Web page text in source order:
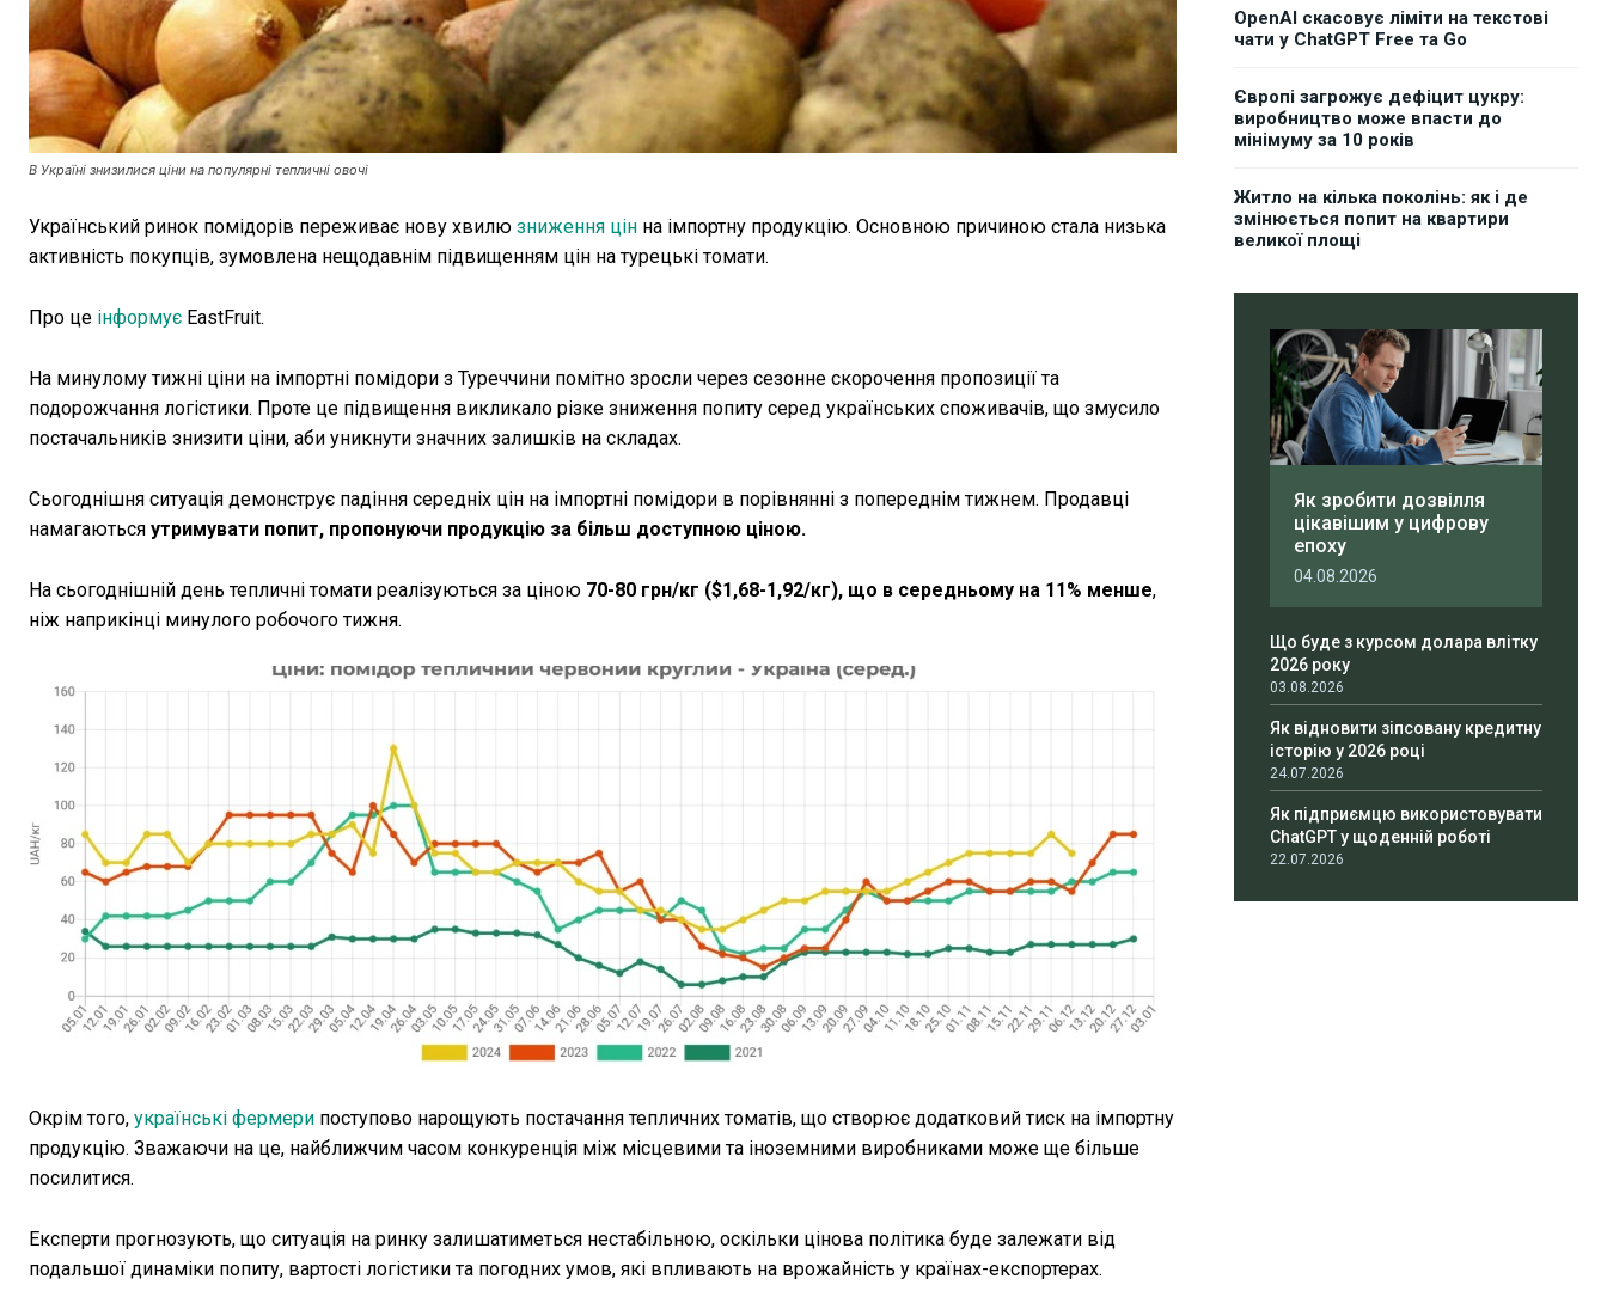
В Україні знизилися ціни на популярні тепличні овочі
Український ринок помідорів переживає нову хвилю зниження цін на імпортну продукцію. Основною причиною стала низька
активність покупців, зумовлена нещодавнім підвищенням цін на турецькі томати.
Про це інформує EastFruit.
На минулому тижні ціни на імпортні помідори з Туреччини помітно зросли через сезонне скорочення пропозиції та
подорожчання логістики. Проте це підвищення викликало різке зниження попиту серед українських споживачів, що змусило
постачальників знизити ціни, аби уникнути значних залишків на складах.
Сьогоднішня ситуація демонструє падіння середніх цін на імпортні помідори в порівнянні з попереднім тижнем. Продавці
намагаються утримувати попит, пропонуючи продукцію за більш доступною ціною.
На сьогоднішній день тепличні томати реалізуються за ціною 70-80 грн/кг ($1,68-1,92/кг), що в середньому на 11% менше,
ніж наприкінці минулого робочого тижня.
Окрім того, українські фермери поступово нарощують постачання тепличних томатів, що створює додатковий тиск на імпортну
продукцію. Зважаючи на це, найближчим часом конкуренція між місцевими та іноземними виробниками може ще більше
посилитися.
Експерти прогнозують, що ситуація на ринку залишатиметься нестабільною, оскільки цінова політика буде залежати від
подальшої динаміки попиту, вартості логістики та погодних умов, які впливають на врожайність у країнах-експортерах.
OpenAI скасовує ліміти на текстові
чати у ChatGPT Free та Go
Європі загрожує дефіцит цукру:
виробництво може впасти до
мінімуму за 10 років
Житло на кілька поколінь: як і де
змінюється попит на квартири
великої площі
Як зробити дозвілля
цікавішим у цифрову
епоху
04.08.2026
Що буде з курсом долара влітку
2026 року
03.08.2026
Як відновити зіпсовану кредитну
історію у 2026 році
24.07.2026
Як підприємцю використовувати
ChatGPT у щоденній роботі
22.07.2026